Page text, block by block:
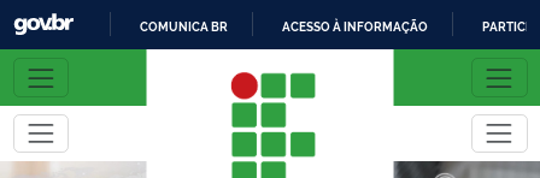
R
COMUNICA BR ACESSO À INFORMAÇÃO